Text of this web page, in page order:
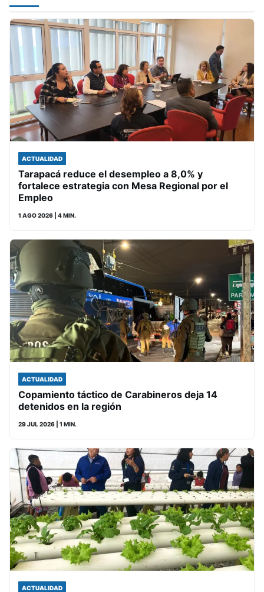
ACTUALIDAD
Tarapacá reduce el desempleo a 8,0% y
fortalece estrategia con Mesa Regional por el
Empleo
1 AGO 2026 | 4 MIN.
ACTUALIDAD
Copamiento táctico de Carabineros deja 14
detenidos en la región
29 JUL 2026 | 1 MIN.
ACTUALIDAD